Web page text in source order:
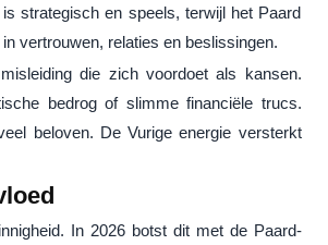
strategisch en speels, terwijl het Paard
vertrouwen, relaties en beslissingen.
die zich voordoet als kansen.
bedrog of slimme financiële trucs.
beloven. De Vurige energie versterkt
In 2026 botst dit met de Paard-